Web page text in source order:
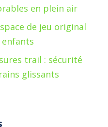
en plein air
de jeu original
trail : sécurité
glissants